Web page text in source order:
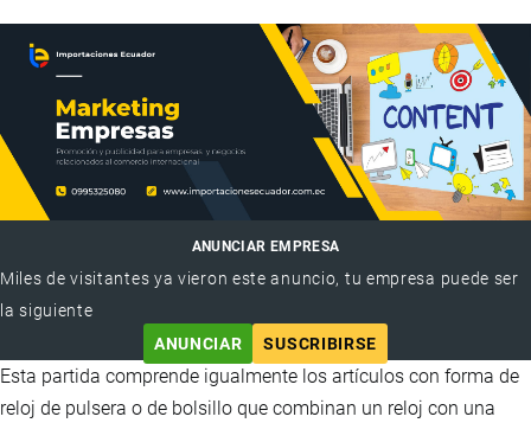
ANUNCIAR EMPRESA
Miles de visitantes ya vieron este anuncio, tu empresa puede ser
la siguiente
ANUNCIAR
SUSCRIBIRSE
Esta partida comprende igualmente los artículos con forma de
reloj de pulsera o de bolsillo que combinan un reloj con una